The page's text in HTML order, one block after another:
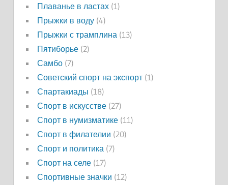
Плаванье в ластах(1)
Прыжки в воду(4)
Прыжки с трамплина (13)
Пятиборье(2)
Самбо(7)
Советский спорт на экспорт(1)
Спартакиады (18)
Спорт в искусстве(27)
Спорт в нумизматике(11)
Спорт в филателии (20)
Спорт и политика (7)
Спорт на селе(17)
Спортивные значки (12)